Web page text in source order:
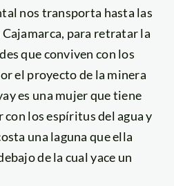
nos transporta hasta las
Cajamarca, para retratar la
que conviven con los
el proyecto de la minera
es una mujer que tiene
los espíritus del agua y
una laguna que ella
de la cual yace un